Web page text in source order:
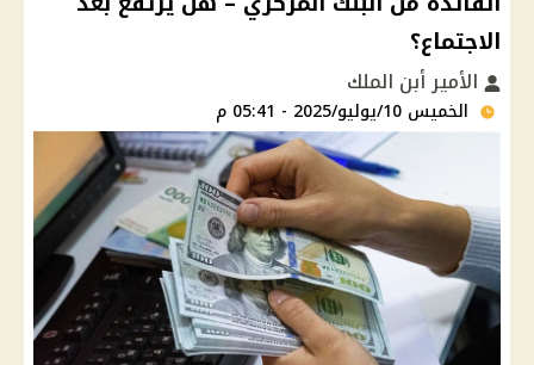
الاجتماع؟
الأمير أبن الملك
الخميس 10/يوليو/2025 - 05:41 م